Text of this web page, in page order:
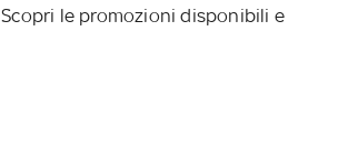
Scopri le promozioni disponibili e